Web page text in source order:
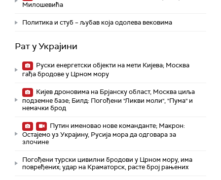
Милошевића
Политика и стуб – љубав која одолева вековима
Рат у Украјини
Руски енергетски објекти на мети Кијева; Москва
гађа бродове у Црном мору
Кијев дроновима на Брјанску област, Москва циља
подземне базе; Билд: Погођени "Ликви моли", "Пума" и
немачки брод
Путин именовао нове команданте; Макрон:
Остајемо уз Украјину, Русија мора да одговара за
злочине
Погођени турски цивилни бродови у Црном мору, има
повређених; удар на Краматорск, расте број рањених